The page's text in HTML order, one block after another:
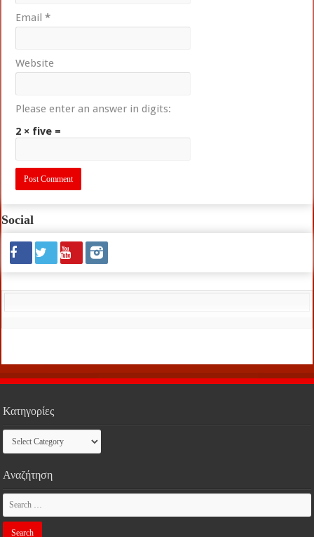
Email*
Website
Please enter an answer in digits:
2 × five =
Social
Κατηγορίες
Κατηγορίες
Αναζήτηση